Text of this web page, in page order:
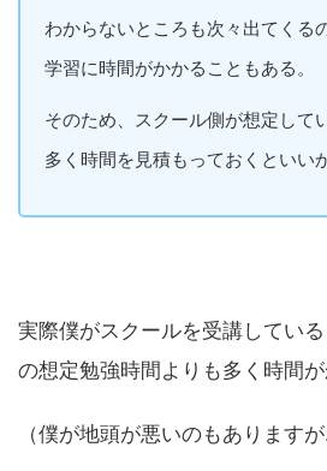
わからないところも次々出てくる
学習に時間がかかることもある。
そのため、スクール側が想定して
多く時間を見積もっておくといい
実際僕がスクールを受講してい
の想定勉強時間よりも多く時間が
（僕が地頭が悪いのもありますが